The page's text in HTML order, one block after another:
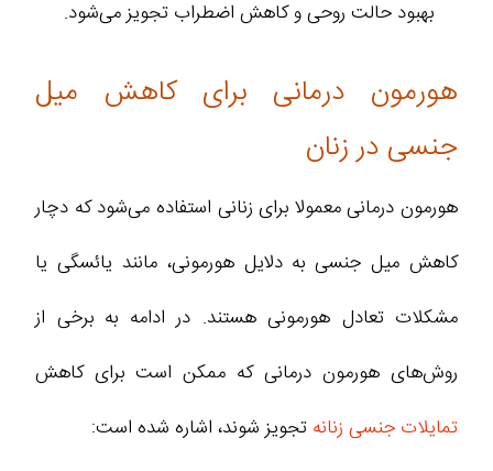
بهبود حالت روحی و کاهش اضطراب تجویز می‌شود.
هورمون درمانی برای کاهش میل
جنسی در زنان
هورمون‌ درمانی معمولا برای زنانی استفاده می‌شود که دچار
کاهش میل جنسی به دلایل هورمونی، مانند یائسگی یا
مشکلات تعادل هورمونی هستند. در ادامه به برخی از
روش‌های هورمون ‌درمانی که ممکن است برای کاهش
تمایلات جنسی زنانه تجویز شوند، اشاره شده است: